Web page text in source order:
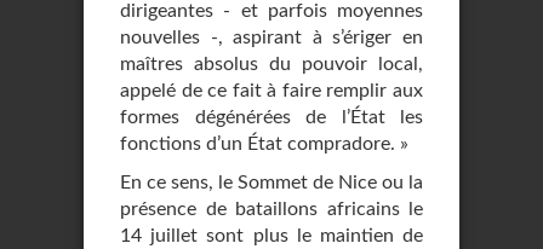
dirigeantes - et parfois moyennes
nouvelles -, aspirant à s’ériger en
maîtres absolus du pouvoir local,
appelé de ce fait à faire remplir aux
formes dégénérées de l’État les
fonctions d’un État compradore. »
En ce sens, le Sommet de Nice ou la
présence de bataillons africains le
14 juillet sont plus le maintien de